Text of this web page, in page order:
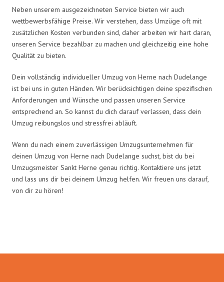
Neben unserem ausgezeichneten Service bieten wir auch
wettbewerbsfähige Preise. Wir verstehen, dass Umzüge oft mit
zusätzlichen Kosten verbunden sind, daher arbeiten wir hart daran,
unseren Service bezahlbar zu machen und gleichzeitig eine hohe
Qualität zu bieten.
Dein vollständig individueller Umzug von Herne nach Dudelange
ist bei uns in guten Händen. Wir berücksichtigen deine spezifischen
Anforderungen und Wünsche und passen unseren Service
entsprechend an. So kannst du dich darauf verlassen, dass dein
Umzug reibungslos und stressfrei abläuft.
Wenn du nach einem zuverlässigen Umzugsunternehmen für
deinen Umzug von Herne nach Dudelange suchst, bist du bei
Umzugsmeister Sankt Herne genau richtig. Kontaktiere uns jetzt
und lass uns dir bei deinem Umzug helfen. Wir freuen uns darauf,
von dir zu hören!